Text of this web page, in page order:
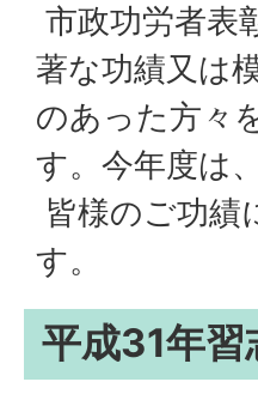
市政功労者表
著な功績又は
のあった方々
す。今年度は
皆様のご功績
す。
平成31年習